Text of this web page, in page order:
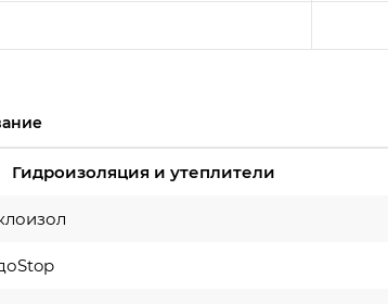
Гидроизоляция и утеплители